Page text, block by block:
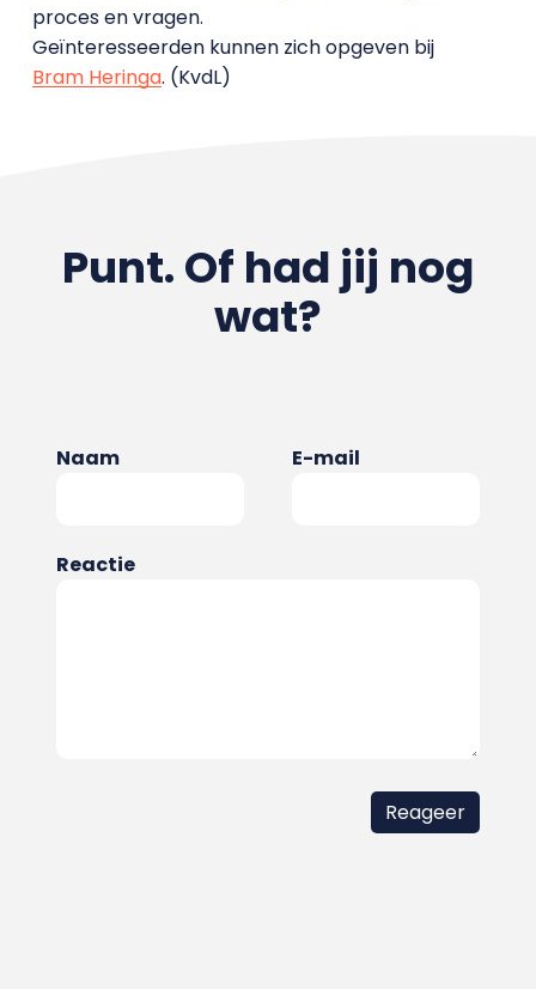
proces en vragen.
Geïnteresseerden kunnen zich opgeven bij
Bram Heringa. (KvdL)
Punt. Of had jij nog
wat?
Naam E-mail
Reactie